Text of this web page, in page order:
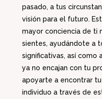
pasado, a tus
visión para el futuro.
mayor conciencia de ti
sientes, ayudándote a
significativas, así como
ya no encajan con tu
apoyarte a encontrar
individuo a través de